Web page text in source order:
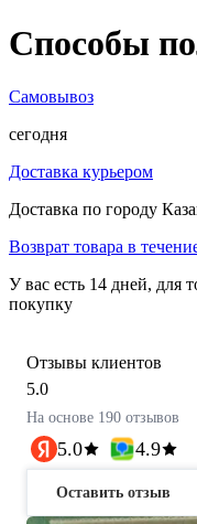
Способы
Самовывоз
сегодня
Доставка курьером
Доставка по городу
Возврат товара в
У вас есть 14 дней, для
покупку